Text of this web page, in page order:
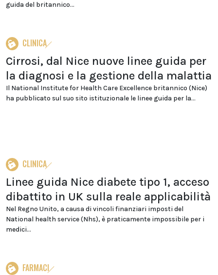
guida del britannico...
CLINICA
Cirrosi, dal Nice nuove linee guida per
la diagnosi e la gestione della malattia
Il National Institute for Health Care Excellence britannico (Nice)
ha pubblicato sul suo sito istituzionale le linee guida per la...
CLINICA
Linee guida Nice diabete tipo 1, acceso
dibattito in UK sulla reale applicabilità
Nel Regno Unito, a causa di vincoli finanziari imposti del
National health service (Nhs), è praticamente impossibile per i
medici...
FARMACI